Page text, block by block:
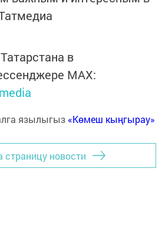
в
MАХ:
язылыгыз «Көмеш кыңгырау»
страницу новости